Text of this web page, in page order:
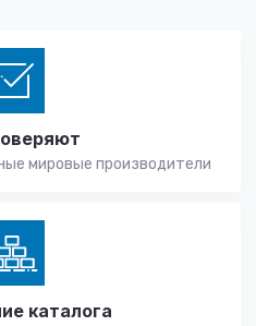
мировые производители
каталога